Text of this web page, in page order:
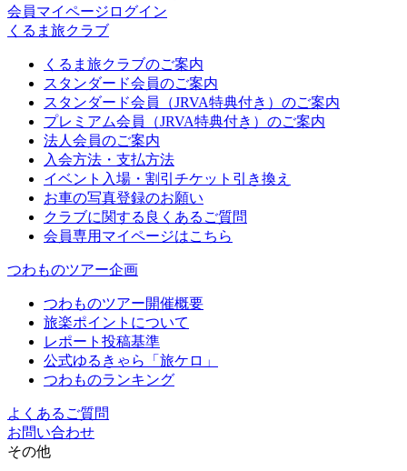
会員マイページログイン
くるま旅クラブ
くるま旅クラブのご案内
スタンダード会員のご案内
スタンダード会員（JRVA特典付き）のご案内
プレミアム会員（JRVA特典付き）のご案内
法人会員のご案内
入会方法・支払方法
イベント入場・割引チケット引き換え
お車の写真登録のお願い
クラブに関する良くあるご質問
会員専用マイページはこちら
つわものツアー企画
つわものツアー開催概要
旅楽ポイントについて
レポート投稿基準
公式ゆるきゃら「旅ケロ」
つわものランキング
よくあるご質問
お問い合わせ
その他